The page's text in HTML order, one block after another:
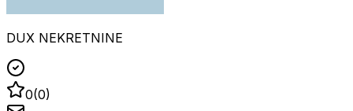
DUX NEKRETNINE
0(0)